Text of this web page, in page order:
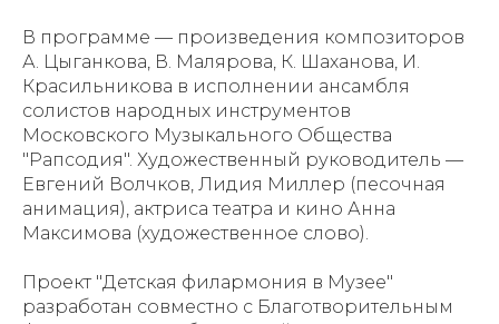
В программе — произведения композиторов
А. Цыганкова, В. Малярова, К. Шаханова, И.
Красильникова в исполнении ансамбля
солистов народных инструментов
Московского Музыкального Общества
"Рапсодия". Художественный руководитель —
Евгений Волчков, Лидия Миллер (песочная
анимация), актриса театра и кино Анна
Максимова (художественное слово).
Проект "Детская филармония в Музее"
разработан совместно с Благотворительным